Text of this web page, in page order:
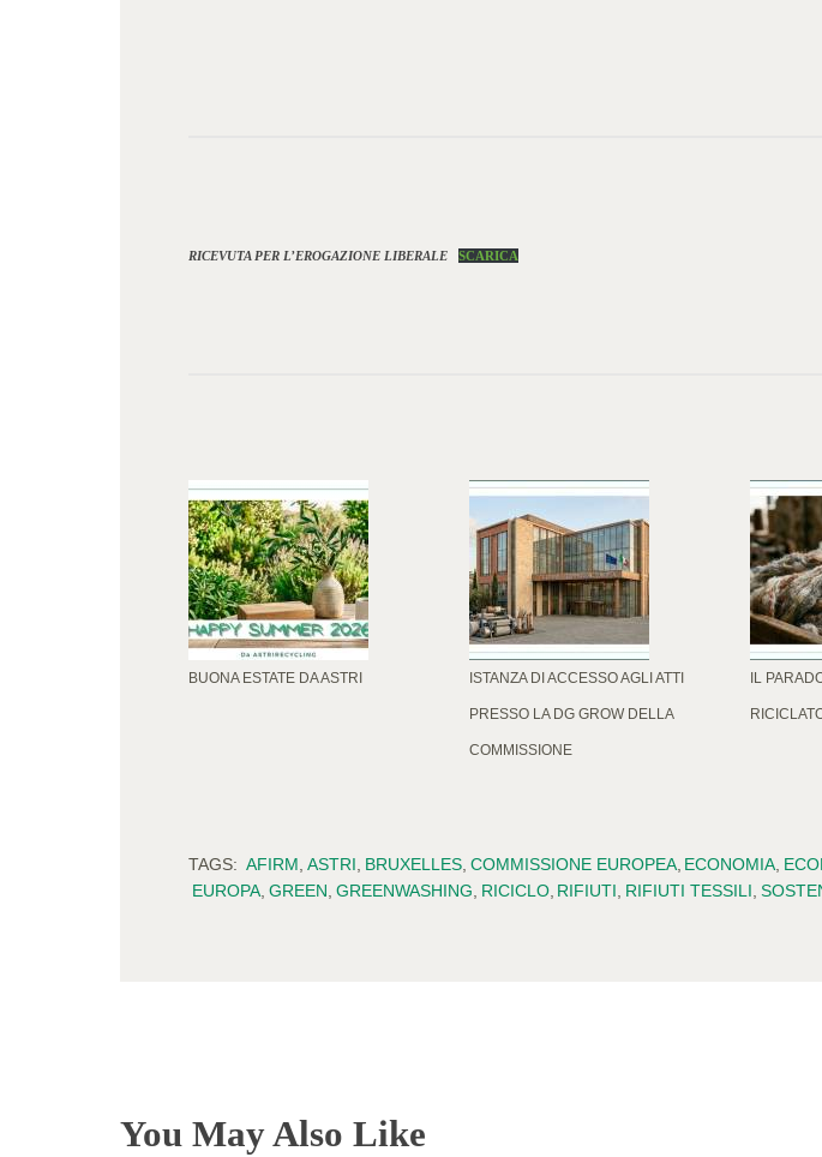
RICEVUTA PER L’EROGAZIONE LIBERALE SCARICA
BUONA ESTATE DA ASTRI ISTANZA DI ACCESSO AGLI ATTI
PRESSO LA DG GROW DELLA
COMMISSIONE
IL
TAGS: AFIRM ASTRI BRUXELLES, COMMISSIONE EUROPEA, ECONOMIA
EUROPA GREEN GREENWASHING RICICLO, RIFIUTI RIFIUTI TESSILI
You May Also Like